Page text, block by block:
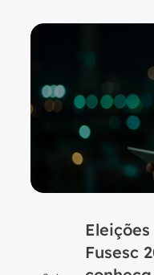
Eleições
Fusesc